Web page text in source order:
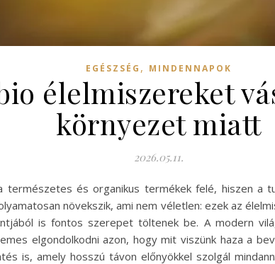
EGÉSZSÉG , MINDENNAPOK
élelmiszereket
környezet miatt
2026.05.11.
és organikus termékek felé, hiszen a
növekszik, ami nem véletlen: ezek az
is fontos szerepet töltenek be. A modern
elgondolkodni azon, hogy mit viszünk haza a
is, amely hosszú távon előnyökkel szolgál